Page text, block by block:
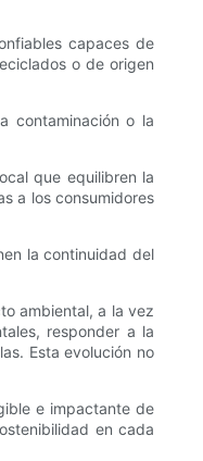
capaces de
o de origen
contaminación o la
que equilibren la
a los consumidores
la continuidad del
ambiental, a la vez
responder a la
Esta evolución no
e impactante de
en cada